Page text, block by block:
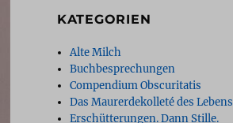
KATEGORIEN
Alte Milch
Buchbesprechungen
Compendium Obscuritatis
Das Maurerdekolleté des Lebens
Erschütterungen. Dann Stille.